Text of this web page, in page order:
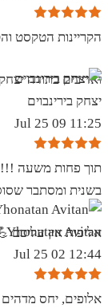
הקריינות הטקסט
ואדיבים בתודה
יצחק בירינבוים
11:25 09 Jul 25
תוך פחות משעה !!!
בשנית ומסתבר
אליפות אין עליכם
Yhonatan Avitan
12:44 02 Jul 25
אלופים, יחס